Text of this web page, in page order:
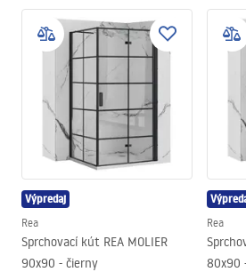
Výpredaj
Rea
Sprchovací kút REA MOLIER
90x90 - čierny
Rea
80x90